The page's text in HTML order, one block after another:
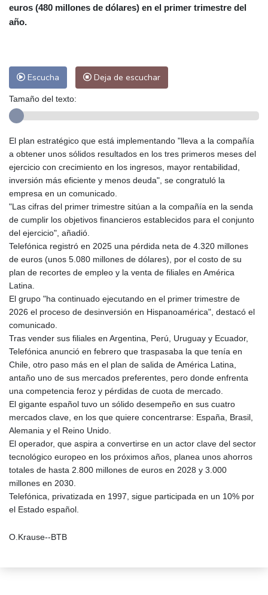
euros (480 millones de dólares) en el primer trimestre del
año.
Escucha Deja de escuchar
Tamaño del texto:
El plan estratégico que está implementando "lleva a la compañía
a obtener unos sólidos resultados en los tres primeros meses del
ejercicio con crecimiento en los ingresos, mayor rentabilidad,
inversión más eficiente y menos deuda", se congratuló la
empresa en un comunicado.
"Las cifras del primer trimestre sitúan a la compañía en la senda
de cumplir los objetivos financieros establecidos para el conjunto
del ejercicio", añadió.
Telefónica registró en 2025 una pérdida neta de 4.320 millones
de euros (unos 5.080 millones de dólares), por el costo de su
plan de recortes de empleo y la venta de filiales en América
Latina.
El grupo "ha continuado ejecutando en el primer trimestre de
2026 el proceso de desinversión en Hispanoamérica", destacó el
comunicado.
Tras vender sus filiales en Argentina, Perú, Uruguay y Ecuador,
Telefónica anunció en febrero que traspasaba la que tenía en
Chile, otro paso más en el plan de salida de América Latina,
antaño uno de sus mercados preferentes, pero donde enfrenta
una competencia feroz y pérdidas de cuota de mercado.
El gigante español tuvo un sólido desempeño en sus cuatro
mercados clave, en los que quiere concentrarse: España, Brasil,
Alemania y el Reino Unido.
El operador, que aspira a convertirse en un actor clave del sector
tecnológico europeo en los próximos años, planea unos ahorros
totales de hasta 2.800 millones de euros en 2028 y 3.000
millones en 2030.
Telefónica, privatizada en 1997, sigue participada en un 10% por
el Estado español.
O.Krause--BTB